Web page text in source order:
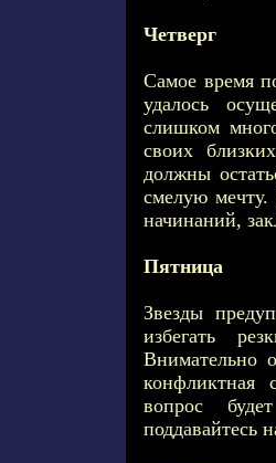
Четверг
Самое время
удалось
слишком
своих
должны
смелую мечту.
начинаний,
Пятница
Звезды
избегать
Внимательно
конфликтная
вопрос
поддавайтесь